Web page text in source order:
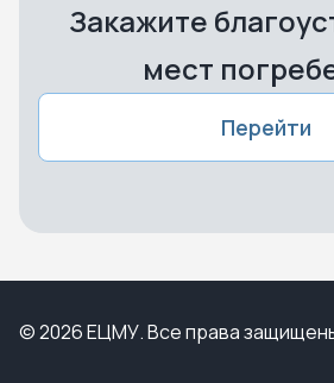
Закажите
мест
Перейти
© 2026 ЕЦМУ. Все права